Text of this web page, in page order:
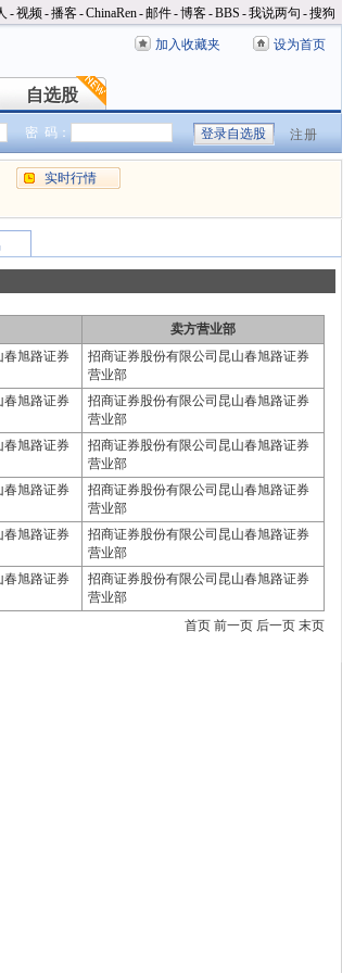
-视频-播客-ChinaRen-邮件-博客-BBS -我说两句 -搜狗
加入收藏夹 设为首页
自选股
自选股
密 码： 注册
实时行情
卖方营业部
春旭路证券
招商证券股份有限公司昆山春旭路证券
营业部
春旭路证券
招商证券股份有限公司昆山春旭路证券
营业部
春旭路证券
招商证券股份有限公司昆山春旭路证券
营业部
春旭路证券
招商证券股份有限公司昆山春旭路证券
营业部
春旭路证券
招商证券股份有限公司昆山春旭路证券
营业部
春旭路证券
招商证券股份有限公司昆山春旭路证券
营业部
首页 前一页 后一页 末页